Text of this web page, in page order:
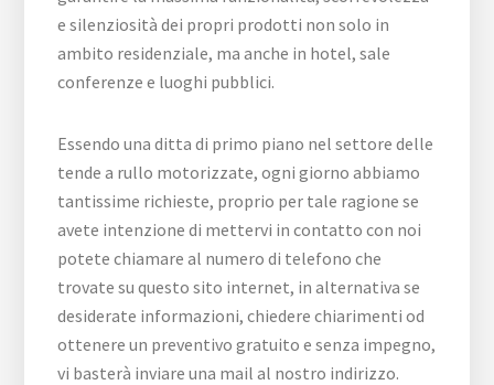
e silenziosità dei propri prodotti non solo in
ambito residenziale, ma anche in hotel, sale
conferenze e luoghi pubblici.
Essendo una ditta di primo piano nel settore delle
tende a rullo motorizzate, ogni giorno abbiamo
tantissime richieste, proprio per tale ragione se
avete intenzione di mettervi in contatto con noi
potete chiamare al numero di telefono che
trovate su questo sito internet, in alternativa se
desiderate informazioni, chiedere chiarimenti od
ottenere un preventivo gratuito e senza impegno,
vi basterà inviare una mail al nostro indirizzo.